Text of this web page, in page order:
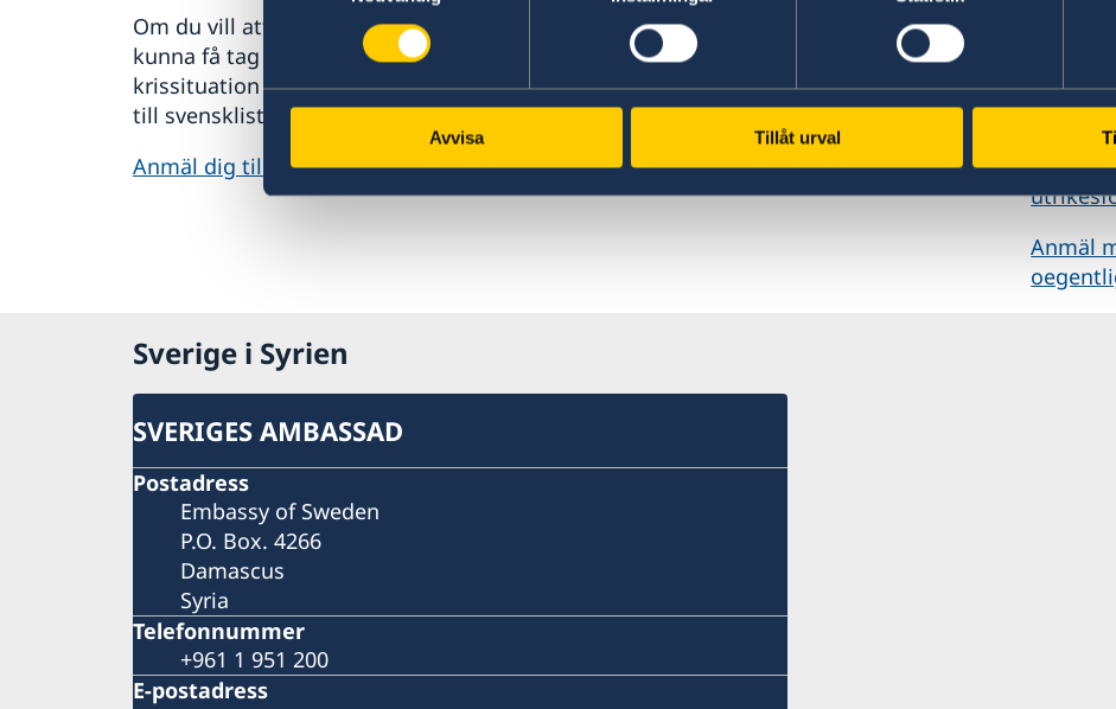
Avvisa Tillåt urval
Om du vill att UD eller ambassaden ska
kunna få tag i dig vid en större
krissituation i landet kan du anmäla dig
till svensklistan.
Anmäl dig till svensklistan
I appen UD Resklar finns råd och
reseinformation om världens länder från
Sveriges ambassader.
Om UD Resklar på regeringen.se
Har
eller
anmäla
Anmäl
Anmäl
Sverige i Syrien
SVERIGES AMBASSAD
Postadress
Embassy of Sweden
P.O. Box. 4266
Damascus
Syria
Telefonnummer
+961 1 951 200
E-postadress